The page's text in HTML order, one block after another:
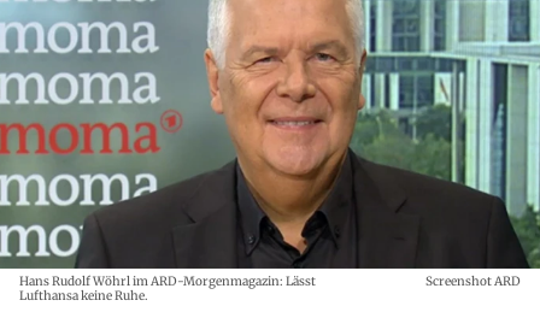
Hans Rudolf Wöhrl im ARD-Morgenmagazin: Lässt
Lufthansa keine Ruhe.
Screenshot ARD